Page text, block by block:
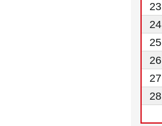
23
24
25
26
27
28